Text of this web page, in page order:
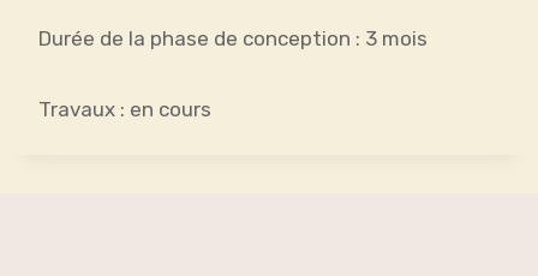
Durée de la phase de conception : 3 mois
Travaux : en cours